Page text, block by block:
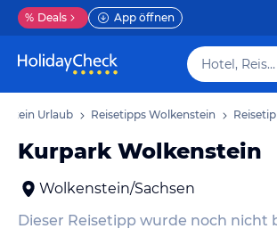
% Deals App öffnen
Hotel, Reiseziel
Urlaub Reisetipps Wolkenstein
Kurpark Wolkenstein
Wolkenstein/Sachsen
Dieser Reisetipp wurde noch nicht